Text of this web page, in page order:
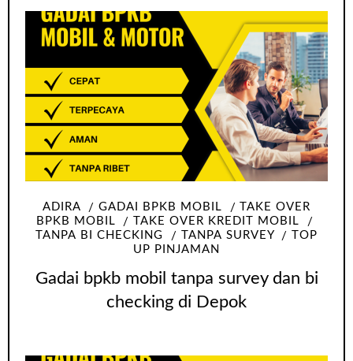
ADIRA GADAI BPKB MOBIL
TAKE OVER
BPKB MOBIL
TAKE OVER KREDIT MOBIL
TANPA BI CHECKING
TANPA SURVEY
TOP
UP PINJAMAN
Gadai bpkb mobil tanpa survey dan bi
checking di Depok